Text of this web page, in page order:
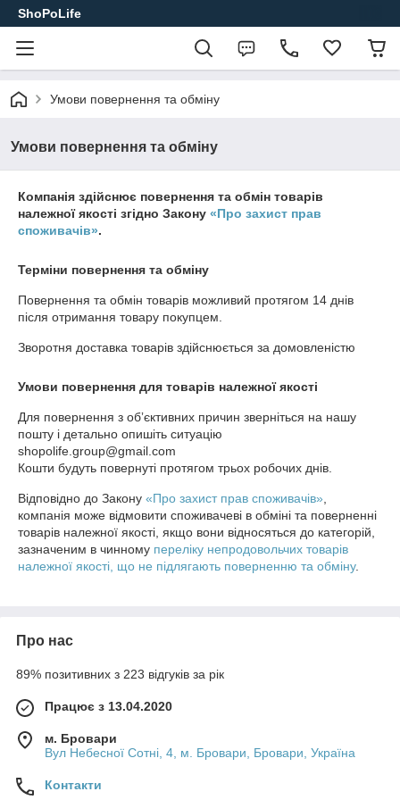
ShoPoLife
Умови повернення та обміну
Умови повернення та обміну
Компанія здійснює повернення та обмін товарів
належної якості згідно Закону «Про захист прав
споживачів».
Терміни повернення та обміну
Повернення та обмін товарів можливий протягом 14 днів
після отримання товару покупцем.
Зворотня доставка товарів здійснюється за домовленістю
Умови повернення для товарів належної якості
Для повернення з обʼєктивних причин зверніться на нашу
пошту і детально опишіть ситуацію
shopolife.group@gmail.com
Кошти будуть повернуті протягом трьох робочих днів.
Відповідно до Закону «Про захист прав споживачів»
компанія може відмовити споживачеві в обміні та поверненні
товарів належної якості, якщо вони відносяться до категорій,
зазначеним в чинному переліку непродовольчих товарів
належної якості, що не підлягають поверненню та обміну.
Про нас
89% позитивних з 223 відгуків за рік
Працює з 13.04.2020
м. Бровари
Вул Небесної Сотні, 4, м. Бровари, Бровари, Україна
Контакти